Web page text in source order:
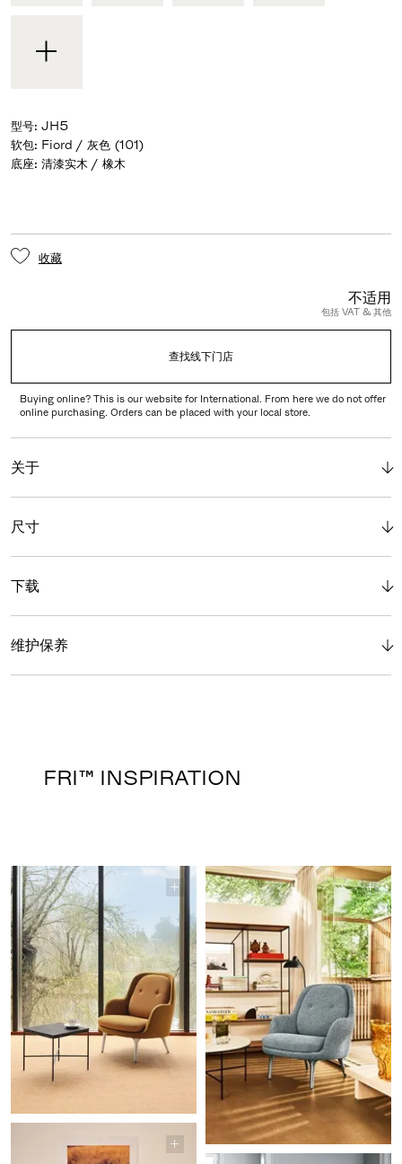
型号: JH5
软包: Fiord / 灰色 (101)
底座: 清漆实木 / 橡木
收藏
不适用
包括 VAT & 其他
查找线下门店
Buying online? This is our website for International. From here we do not offer
online purchasing. Orders can be placed with your local store.
关于
尺寸
下载
维护保养
FRI™ INSPIRATION